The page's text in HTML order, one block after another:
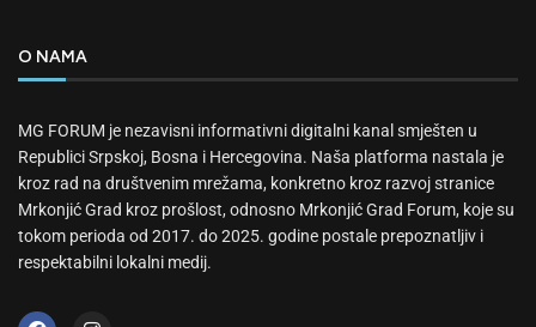
O NAMA
MG FORUM je nezavisni informativni digitalni kanal smješten u
Republici Srpskoj, Bosna i Hercegovina. Naša platforma nastala je
kroz rad na društvenim mrežama, konkretno kroz razvoj stranice
Mrkonjić Grad kroz prošlost, odnosno Mrkonjić Grad Forum, koje su
tokom perioda od 2017. do 2025. godine postale prepoznatljiv i
respektabilni lokalni medij.